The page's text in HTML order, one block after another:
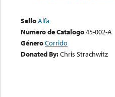
SelloAlfa
Numero de Catalogo45-002-A
GéneroCorrido
Donated By:Chris Strachwitz